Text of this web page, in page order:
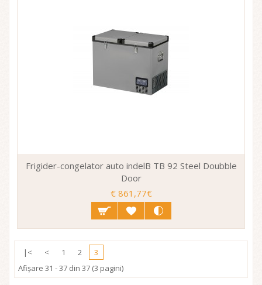
Frigider-congelator auto indelB TB 92 Steel Doubble
Door
€ 861,77€
|< < 1 2
3
Afişare 31 - 37 din 37 (3 pagini)